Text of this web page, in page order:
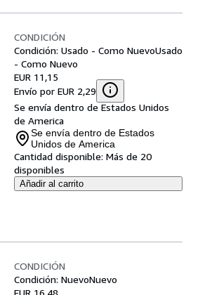
CONDICIÓN
Condición: Usado - Como NuevoUsado
- Como Nuevo
EUR 11,15
Envío por EUR 2,29
Se envía dentro de Estados Unidos
de America
Se envía dentro de Estados
Unidos de America
Cantidad disponible: Más de 20
disponibles
Añadir al carrito
CONDICIÓN
Condición: NuevoNuevo
EUR 16,48